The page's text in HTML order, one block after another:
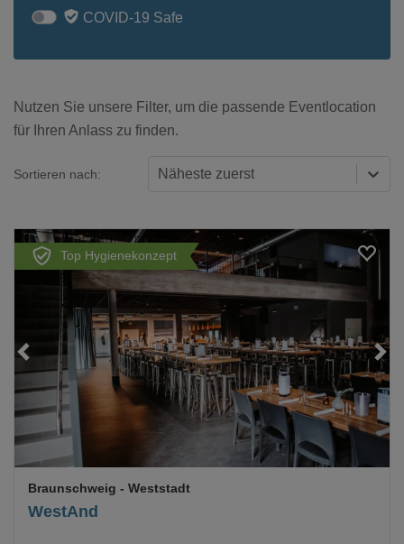
COVID-19 Safe
Nutzen Sie unsere Filter, um die passende Eventlocation
für Ihren Anlass zu finden.
Sortieren nach: Näheste zuerst
Top Hygienekonzept
Loading...
WestAnd
Braunschweig - Weststadt